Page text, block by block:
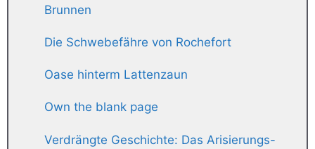
Brunnen
Die Schwebefähre von Rochefort
Oase hinterm Lattenzaun
Own the blank page
Verdrängte Geschichte: Das Arisierungs-